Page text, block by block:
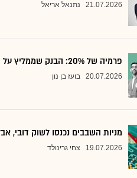
21.07.2026 נתנאל אריאל
פרמיה של 20%: הבנק שממליץ על שלוש ענקיות הטכנולוגיה
20.07.2026 בועז בן נון
מניות השבבים נכנסו לשוק דובי,
19.07.2026 צחי גרינולד